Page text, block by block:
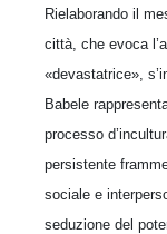
Rielaborando il
città, che evoca
«devastatrice»,
Babele
processo
persistente
sociale e
seduzione del